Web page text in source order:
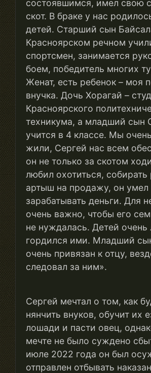
состоявшимся, имел свою
скот. В браке у нас
детей. Старший сын
Красноярском речном
спортсмен, занимается
боем, победитель многих
Женат, есть ребенок – моя
внучка. Дочь Хорагай –
Красноярского
техникума, а младший сын
учится в 4 классе. Мы
жили, Сергей нас всем
он не только за скотом
любил охотиться, собирать
артыш на продажу, он умел
зарабатывать деньги. Для
очень важно, чтобы его
не нуждалась. Детей очень
гордился ими. Младший
очень привязан к отцу,
следовал за ним».
Сергей мечтал о том, как
нянчить внуков, обучит их
лошади и пасти овец,
мечте не было суждено
июле 2022 года он был
отправлен отбывать